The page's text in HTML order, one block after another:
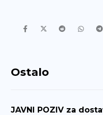
Ostalo
JAVNI POZIV za